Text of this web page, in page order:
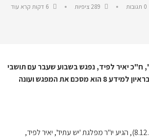
289 ציפיות
ח"כ יאיר לפיד,נפגש בשבוע שעבר עם תושבי
. בראיון למידע 8 הוא מסכם את המפגש ועונה
ביום חמישי האחרון (8.12.16), הגיע יו"ר מפלגת 'יש עתיד', יאיר לפיד,